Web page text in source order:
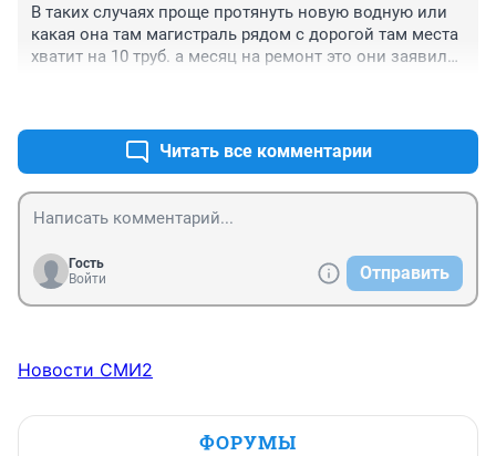
В таких случаях проще протянуть новую водную или
какая она там магистраль рядом с дорогой там места
хватит на 10 труб. а месяц на ремонт это они заявили
Читать все комментарии
Гость
Войти
Отправить
Новости СМИ2
ФОРУМЫ